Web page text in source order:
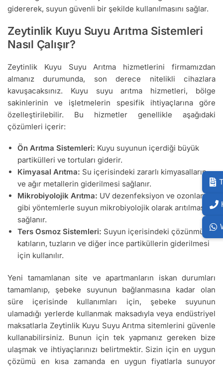
gidererek, suyun güvenli bir şekilde kullanılmasını sağlar.
Zeytinlik Kuyu Suyu Arıtma Sistemleri
Nasıl Çalışır?
Zeytinlik Kuyu Suyu Arıtma hizmetlerini firmamızdan
almanız durumunda, son derece nitelikli cihazlara
kavuşacaksınız. Kuyu suyu arıtma hizmetleri, bölge
sakinlerinin ve işletmelerin spesifik ihtiyaçlarına göre
özelleştirilebilir. Bu hizmetler genellikle aşağıdaki
çözümleri içerir:
Ön Arıtma Sistemleri: Kuyu suyunun içerdiği büyük
partikülleri ve tortuları giderir.
Kimyasal Arıtma: Su içerisindeki zararlı kimyasalların
ve ağır metallerin giderilmesi sağlanır.
Mikrobiyolojik Arıtma: UV dezenfeksiyon ve ozonlama
gibi yöntemlerle suyun mikrobiyolojik olarak arıtılması
sağlanır.
Ters Osmoz Sistemleri: Suyun içerisindeki çözünmüş
katıların, tuzların ve diğer ince partiküllerin giderilmesi
için kullanılır.
Yeni tamamlanan site ve apartmanların iskan durumları
tamamlanıp, şebeke suyunun bağlanmasına kadar olan
süre içerisinde kullanımları için, şebeke suyunun
ulamadığı yerlerde kullanmak maksadıyla veya endüstriyel
maksatlarla Zeytinlik Kuyu Suyu Arıtma sitemlerini güvenle
kullanabilirsiniz. Bunun için tek yapmanız gereken bize
ulaşmak ve ihtiyaçlarınızı belirtmektir. Sizin için en uygun
çözümü en kısa zamanda en uygun fiyatlarla sunuyor